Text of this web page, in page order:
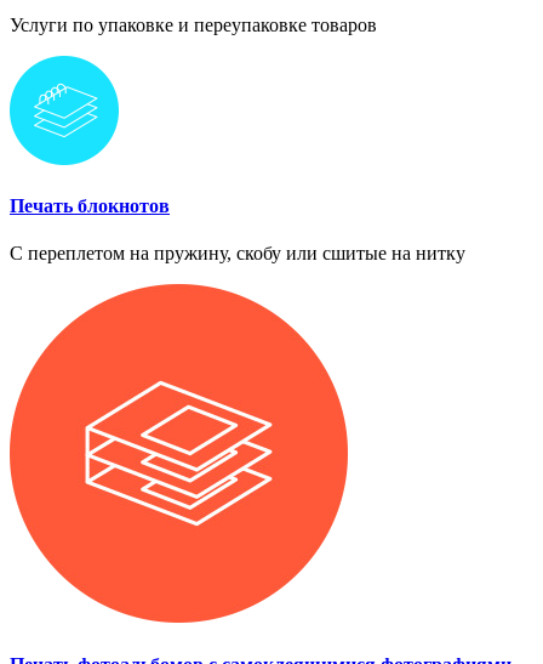
Услуги по упаковке и переупаковке товаров
Печать блокнотов
С переплетом на пружину, скобу или сшитые на нитку